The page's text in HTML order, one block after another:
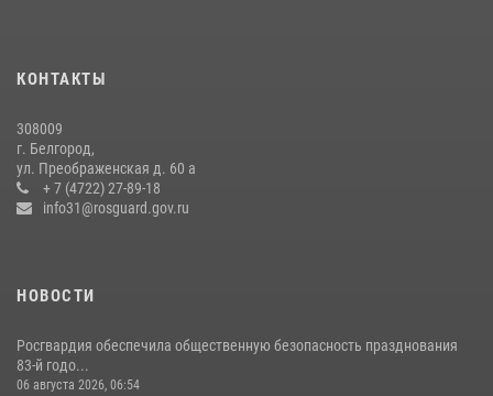
КОНТАКТЫ
308009
г. Белгород,
ул. Преображенская д. 60 а
+ 7 (4722) 27-89-18
info31@rosguard.gov.ru
НОВОСТИ
Росгвардия обеспечила общественную безопасность празднования
83-й годо...
06 августа 2026, 06:54